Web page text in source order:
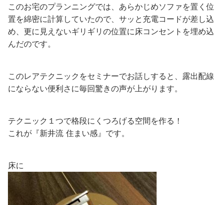
このお宅のプランニングでは、あらかじめソファを置く位
置を綿密に計算していたので、サッと充電コードが差し込
め、更に見えないギリギリの位置に床コンセントを埋め込
んだのです。
このレアテクニックをセミナーでお話しすると、露出配線
にならない便利さに毎回驚きの声が上がります。
テクニック１つで格段にくつろげる空間を作る！
これが『新井流 住まい感』です。
床に